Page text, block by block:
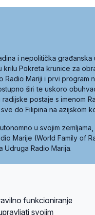
i nepolitička građanska
Pokreta krunice za
Radio Mariji i prvi program
širi te uskoro
postaje s imenom
do Filipina na azijskom
u svojim
Marije (World Family of
Udruga Radio Marija.
funkcioniranje
svojim